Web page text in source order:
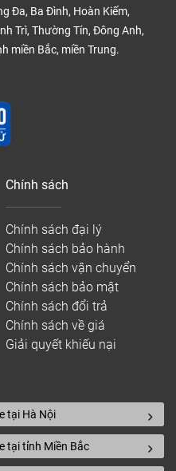
Đa, Ba Đình, Hoàn Kiếm,
Trì, Thường Tín, Đông Anh,
miền Bắc, miền Trung.
Chính sách
Chính sách đại lý
Chính sách bảo hành
Chính sách vận chuyển
Chính sách bảo mật
Chính sách đổi trả
Chính sách về giá
Giải quyết khiếu nại
tại Hà Nội
tại tỉnh Miền Bắc